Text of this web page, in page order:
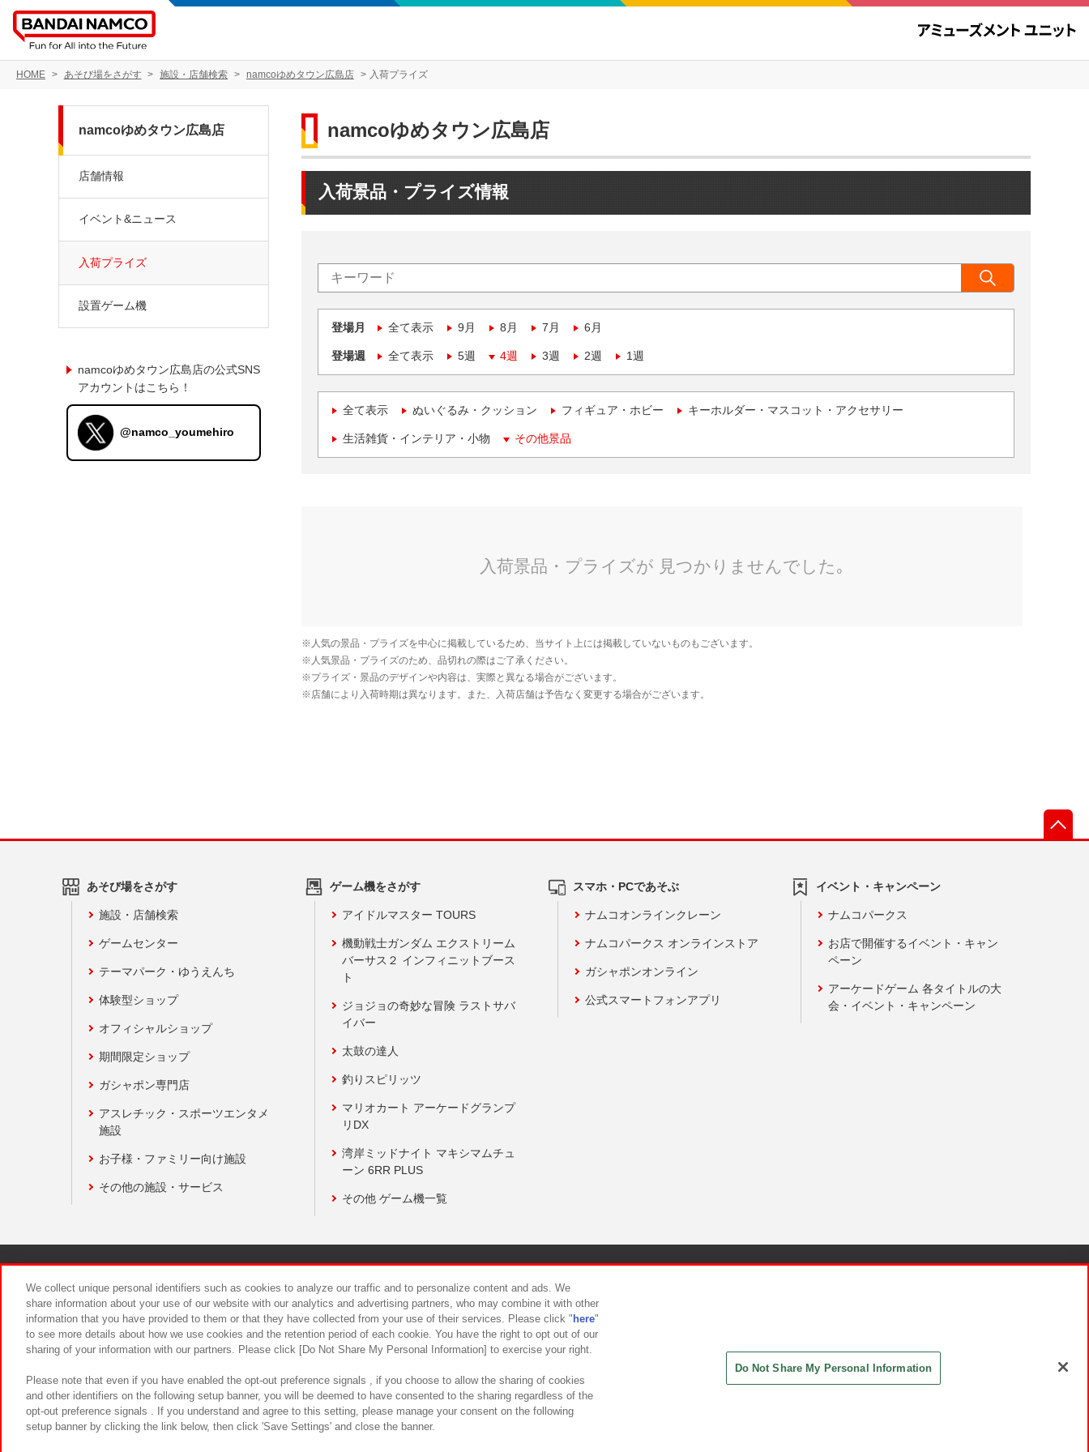
HOME あそび場をさがす 施設・店舗検索 namcoゆめタウン広島店 入荷プライズ
namcoゆめタウン広島店
入荷景品・プライズ情報
登場月 全て表示 9月 8月 7月 6月
登場週 全て表示 5週 4週 3週 2週 1週
全て表示 ぬいぐるみ・クッション フィギュア・ホビー キーホルダー・マスコット・アクセサリー
生活雑貨・インテリア・小物 その他景品
namcoゆめタウン広島店
店舗情報
イベント&ニュース
入荷プライズ
設置ゲーム機
namcoゆめタウン広島店の公式SNS
アカウントはこちら！
@namco_youmehiro
あそび場をさがす
施設・店舗検索
ゲームセンター
テーマパーク・ゆうえんち
体験型ショップ
オフィシャルショップ
期間限定ショップ
ガシャポン専門店
アスレチック・スポーツエンタメ
施設
お子様・ファミリー向け施設
その他の施設・サービス
ゲーム機をさがす
アイドルマスター TOURS
機動戦士ガンダム エクストリーム
バーサス２ インフィニットブース
ト
ジョジョの奇妙な冒険 ラストサバ
イバー
太鼓の達人
釣りスピリッツ
マリオカート アーケードグランプ
リDX
湾岸ミッドナイト マキシマムチュ
ーン 6RR PLUS
その他 ゲーム機一覧
スマホ・PCであそぶ
ナムコオンラインクレーン
ナムコパークス オンラインストア
ガシャポンオンライン
公式スマートフォンアプリ
イベント・キャンペーン
ナムコパークス
お店で開催するイベント・キャン
ペーン
アーケードゲーム 各タイトルの大
会・イベント・キャンペーン
食品のご提供について カスタマーハラスメント対応方針
We collect unique personal identifiers such as cookies to analyze our traffic and to personalize content and ads. We
share information about your use of our website with our analytics and advertising partners, who may combine it with other
information that you have provided to them or that they have collected from your use of their services. Please click " here"
to see more details about how we use cookies and the retention period of each cookie. You have the right to opt out of our
sharing of your information with our partners. Please click [Do Not Share My Personal Information] to exercise your right.
Please note that even if you have enabled the opt-out preference signals , if you choose to allow the sharing of cookies
and other identifiers on the following setup banner, you will be deemed to have consented to the sharing regardless of the
opt-out preference signals . If you understand and agree to this setting, please manage your consent on the following
setup banner by clicking the link below, then click 'Save Settings' and close the banner.
Do Not Share My Personal Information